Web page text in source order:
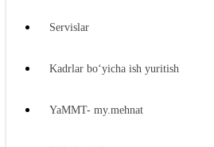
Servislar
Kadrlar boʻyicha ish yuritish
YaMMT- my.mehnat